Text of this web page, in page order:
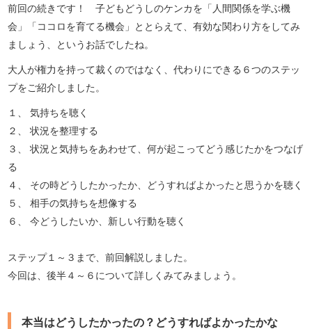
前回の続きです！ 子どもどうしのケンカを「人間関係を学ぶ機
会」「ココロを育てる機会」ととらえて、有効な関わり方をしてみ
ましょう、というお話でしたね。
大人が権力を持って裁くのではなく、代わりにできる６つのステッ
プをご紹介しました。
１、 気持ちを聴く
２、 状況を整理する
３、 状況と気持ちをあわせて、何が起こってどう感じたかをつなげ
る
４、 その時どうしたかったか、どうすればよかったと思うかを聴く
５、 相手の気持ちを想像する
６、 今どうしたいか、新しい行動を聴く
ステップ１～３まで、前回解説しました。
今回は、後半４～６について詳しくみてみましょう。
本当はどうしたかったの？どうすればよかったかな